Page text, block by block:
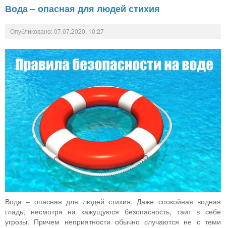
Вода – опасная для людей стихия
Опубликовано: 07.07.2020, 10:27
Вода – опасная для людей стихия. Даже спокойная водная
гладь, несмотря на кажущуюся безопасность, таит в себе
угрозы. Причем неприятности обычно случаются не с теми